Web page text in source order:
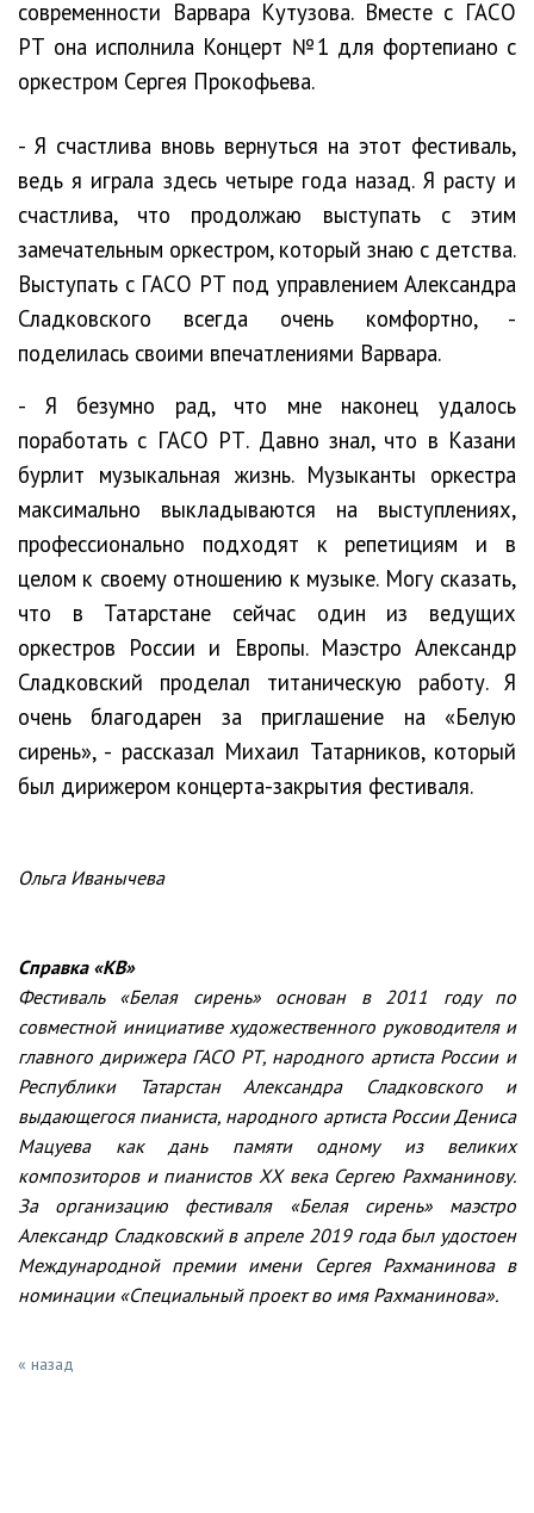
современности Варвара Кутузова. Вместе с ГАСО
РТ она исполнила Концерт №1 для фортепиано с
оркестром Сергея Прокофьева.
- Я счастлива вновь вернуться на этот фестиваль,
ведь я играла здесь четыре года назад. Я расту и
счастлива, что продолжаю выступать с этим
замечательным оркестром, который знаю с детства.
Выступать с ГАСО РТ под управлением Александра
Сладковского всегда очень комфортно, -
поделилась своими впечатлениями Варвара.
- Я безумно рад, что мне наконец удалось
поработать с ГАСО РТ. Давно знал, что в Казани
бурлит музыкальная жизнь. Музыканты оркестра
максимально выкладываются на выступлениях,
профессионально подходят к репетициям и в
целом к своему отношению к музыке. Могу сказать,
что в Татарстане сейчас один из ведущих
оркестров России и Европы. Маэстро Александр
Сладковский проделал титаническую работу. Я
очень благодарен за приглашение на «Белую
сирень», - рассказал Михаил Татарников, который
был дирижером концерта-закрытия фестиваля.
Ольга Иванычева
Справка «КВ»
Фестиваль «Белая сирень» основан в 2011 году по
совместной инициативе художественного руководителя и
главного дирижера ГАСО РТ, народного артиста России и
Республики Татарстан Александра Сладковского и
выдающегося пианиста, народного артиста России Дениса
Мацуева как дань памяти одному из великих
композиторов и пианистов ХХ века Сергею Рахманинову.
За организацию фестиваля «Белая сирень» маэстро
Александр Сладковский в апреле 2019 года был удостоен
Международной премии имени Сергея Рахманинова в
номинации «Специальный проект во имя Рахманинова».
« назад